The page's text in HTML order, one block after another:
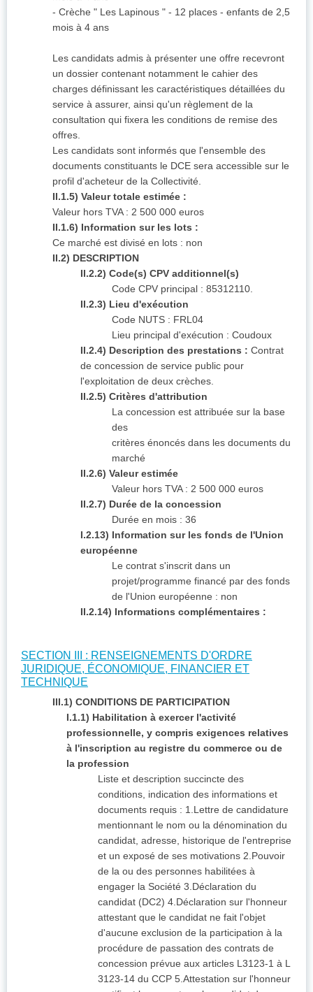
- Crèche " Les Lapinous " - 12 places - enfants de 2,5
mois à 4 ans
Les candidats admis à présenter une offre recevront
un dossier contenant notamment le cahier des
charges définissant les caractéristiques détaillées du
service à assurer, ainsi qu'un règlement de la
consultation qui fixera les conditions de remise des
offres.
Les candidats sont informés que l'ensemble des
documents constituants le DCE sera accessible sur le
profil d'acheteur de la Collectivité.
II.1.5) Valeur totale estimée :
Valeur hors TVA : 2 500 000 euros
II.1.6) Information sur les lots :
Ce marché est divisé en lots : non
II.2) DESCRIPTION
II.2.2) Code(s) CPV additionnel(s)
Code CPV principal : 85312110.
II.2.3) Lieu d'exécution
Code NUTS : FRL04
Lieu principal d'exécution : Coudoux
II.2.4) Description des prestations : Contrat
de concession de service public pour
l'exploitation de deux crèches.
II.2.5) Critères d'attribution
La concession est attribuée sur la base
des
critères énoncés dans les documents du
marché
II.2.6) Valeur estimée
Valeur hors TVA : 2 500 000 euros
II.2.7) Durée de la concession
Durée en mois : 36
I.2.13) Information sur les fonds de l'Union
européenne
Le contrat s'inscrit dans un
projet/programme financé par des fonds
de l'Union européenne : non
II.2.14) Informations complémentaires :
SECTION III : RENSEIGNEMENTS D'ORDRE
JURIDIQUE, ÉCONOMIQUE, FINANCIER ET
TECHNIQUE
III.1) CONDITIONS DE PARTICIPATION
I.1.1) Habilitation à exercer l'activité
professionnelle, y compris exigences relatives
à l'inscription au registre du commerce ou de
la profession
Liste et description succincte des
conditions, indication des informations et
documents requis : 1.Lettre de candidature
mentionnant le nom ou la dénomination du
candidat, adresse, historique de l'entreprise
et un exposé de ses motivations 2.Pouvoir
de la ou des personnes habilitées à
engager la Société 3.Déclaration du
candidat (DC2) 4.Déclaration sur l'honneur
attestant que le candidat ne fait l'objet
d'aucune exclusion de la participation à la
procédure de passation des contrats de
concession prévue aux articles L3123-1 à L
3123-14 du CCP 5.Attestation sur l'honneur